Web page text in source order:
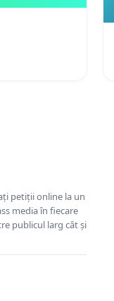
petiții online la un
media în fiecare
publicul larg cât și